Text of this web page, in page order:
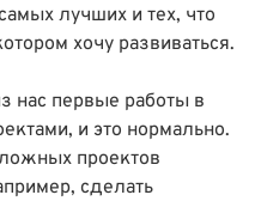
лучших и тех, что
хочу развиваться.
нас первые работы в
и это нормально.
проектов
сделать